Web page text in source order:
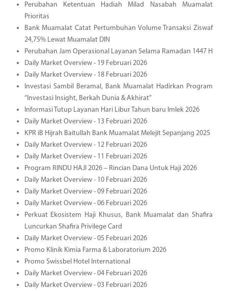
Perubahan Ketentuan Hadiah Milad Nasabah Muamalat
Prioritas
Bank Muamalat Catat Pertumbuhan Volume Transaksi Ziswaf
24,75% Lewat Muamalat DIN
Perubahan Jam Operasional Layanan Selama Ramadan 1447 H
Daily Market Overview - 19 Februari 2026
Daily Market Overview - 18 Februari 2026
Investasi Sambil Beramal, Bank Muamalat Hadirkan Program
“Investasi Insight, Berkah Dunia & Akhirat”
Informasi Tutup Layanan Hari Libur Tahun baru Imlek 2026
Daily Market Overview - 13 Februari 2026
KPR iB Hijrah Baitullah Bank Muamalat Melejit Sepanjang 2025
Daily Market Overview - 12 Februari 2026
Daily Market Overview - 11 Februari 2026
Program RINDU HAJI 2026 – Rincian Dana Untuk Haji 2026
Daily Market Overview - 10 Februari 2026
Daily Market Overview - 09 Februari 2026
Daily Market Overview - 06 Februari 2026
Perkuat Ekosistem Haji Khusus, Bank Muamalat dan Shafira
Luncurkan Shafira Privilege Card
Daily Market Overview - 05 Februari 2026
Promo Klinik Kimia Farma & Laboratorium 2026
Promo Swissbel Hotel International
Daily Market Overview - 04 Februari 2026
Daily Market Overview - 03 Februari 2026